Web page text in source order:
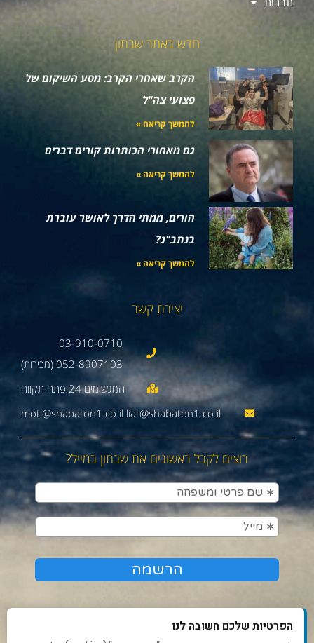
חדש באתר שבתון
הקרב שאחרי הקרב: מסע השיקום של
פצועי צה"ל
להמשך קריאה »
גם מאחורי הכותרות קורים דברים
להמשך קריאה »
הורים, ממתי הדרך לאושר עוברת
בנתב"ג?
להמשך קריאה »
יצירת קשר
03-910-0710
052-8907103 (מכירות)
moti@shabaton1.co.il liat@shabaton1.co.il
רוצים לקבל ראשונים את שבתון במייל?
הפרטיות שלכם חשובה לנו